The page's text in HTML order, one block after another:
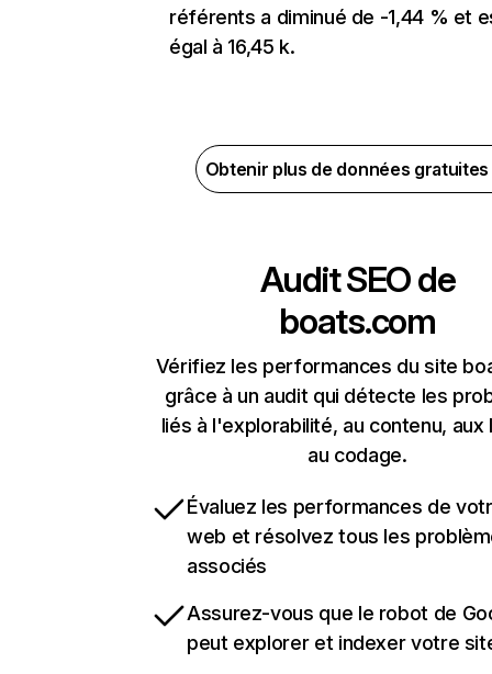
référents a diminué de -1,44 % et
égal à 16,45 k.
Obtenir plus de données
Audit SEO de
boats.com
Vérifiez les performances du site
grâce à un audit qui détecte les
liés à l'explorabilité, au contenu, aux
au codage.
Évaluez les performances de
web et résolvez tous les
associés
Assurez-vous que le robot de
peut explorer et indexer votre